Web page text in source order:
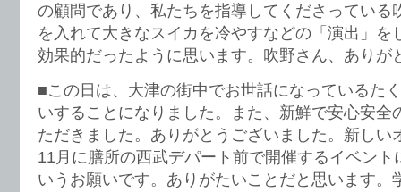
の顧問であり、私たちを指導してくださっている
を入れて大きなスイカを冷やすなどの「演出」を
効果的だったように思います。吹野さん、ありが
■この日は、大津の街中でお世話になっているた
いすることになりました。また、新鮮で安心安全
ただきました。ありがとうございました。新しい
11月に膳所の西武デパート前で開催するイベント
いうお願いです。ありがたいことだと思います。